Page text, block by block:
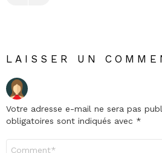
LAISSER UN
Votre adresse e-mail ne sera pas
obligatoires sont indiqués avec *